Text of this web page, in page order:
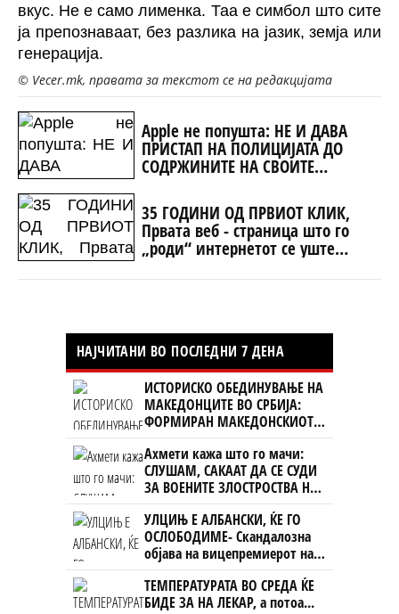
вкус. Не е само лименка. Таа е симбол што сите
ја препознаваат, без разлика на јазик, земја или
генерација.
© Vecer.mk, правата за текстот се на редакцијата
Apple не попушта: НЕ И ДАВА
ПРИСТАП НА ПОЛИЦИЈАТА ДО
СОДРЖИНИТЕ НА СВОИТЕ
КЛИЕНТИ
35 ГОДИНИ ОД ПРВИОТ КЛИК,
Првата веб - страница што го
„роди“ интернетот се уште
живеe
НАЈЧИТАНИ ВО ПОСЛЕДНИ 7 ДЕНА
ИСТОРИСКО ОБЕДИНУВАЊЕ НА
МАКЕДОНЦИТЕ ВО СРБИЈА:
ФОРМИРАН МАКЕДОНСКИОТ
НАЦИОНАЛЕН СОЈУЗ
Ахмети кажа што го мачи:
СЛУШАМ, САКААТ ДА СЕ СУДИ
ЗА ВОЕНИТЕ ЗЛОСТРОСТВА НА
УЧК...
УЛЦИЊ Е АЛБАНСКИ, ЌЕ ГО
ОСЛОБОДИМЕ- Скандалозна
објава на вицепремиерот на
Црна Гора
ТЕМПЕРАТУРАТА ВО СРЕДА ЌЕ
БИДЕ ЗА НА ЛЕКАР, а потоа...